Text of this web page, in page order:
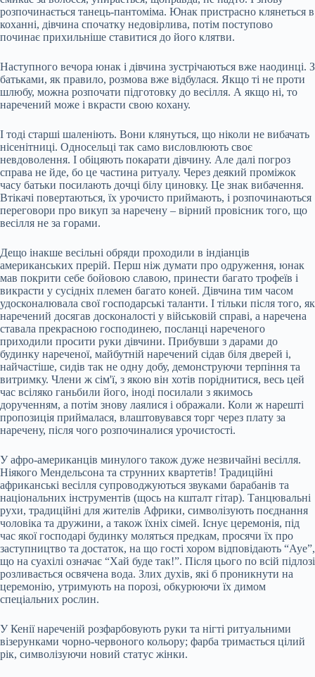
розпочинається танець-пантоміма. Юнак пристрасно клянеться в
коханні, дівчина спочатку недовірлива, потім поступово
починає прихильніше ставитися до його клятви.
Наступного вечора юнак і дівчина зустрічаються вже наодинці. З
батьками, як правило, розмова вже відбулася. Якщо ті не проти
шлюбу, можна розпочати підготовку до весілля. А якщо ні, то
наречений може і вкрасти свою кохану.
І тоді старші шаленіють. Вони клянуться, що ніколи не вибачать
нісенітниці. Односельці так само висловлюють своє
невдоволення. І обіцяють покарати дівчину. Але далі погроз
справа не йде, бо це частина ритуалу. Через деякий проміжок
часу батьки посилають дочці білу циновку. Це знак вибачення.
Втікачі повертаються, їх урочисто приймають, і розпочинаються
переговори про викуп за наречену – вірний провісник того, що
весілля не за горами.
Дещо інакше весільні обряди проходили в індіанців
американських прерій. Перш ніж думати про одруження, юнак
мав покрити себе бойовою славою, принести багато трофеїв і
викрасти у сусідніх племен багато коней. Дівчина тим часом
удосконалювала свої господарські таланти. І тільки після того, як
наречений досягав досконалості у військовій справі, а наречена
ставала прекрасною господинею, посланці нареченого
приходили просити руки дівчини. Прибувши з дарами до
будинку нареченої, майбутній наречений сідав біля дверей і,
найчастіше, сидів так не одну добу, демонструючи терпіння та
витримку. Члени ж сім'ї, з якою він хотів поріднитися, весь цей
час всіляко ганьбили його, іноді посилали з якимось
дорученням, а потім знову лаялися і ображали. Коли ж нарешті
пропозиція приймалася, влаштовувався торг через плату за
наречену, після чого розпочиналися урочистості.
У афро-американців минулого також дуже незвичайні весілля.
Ніякого Мендельсона та струнних квартетів! Традиційні
африканські весілля супроводжуються звуками барабанів та
національних інструментів (щось на кшталт гітар). Танцювальні
рухи, традиційні для жителів Африки, символізують поєднання
чоловіка та дружини, а також їхніх сімей. Існує церемонія, під
час якої господарі будинку моляться предкам, просячи їх про
заступництво та достаток, на що гості хором відповідають “Aye”,
що на суахілі означає “Хай буде так!”. Після цього по всій підлозі
розливається освячена вода. Злих духів, які б проникнути на
церемонію, утримують на порозі, обкурюючи їх димом
спеціальних рослин.
У Кенії нареченій розфарбовують руки та нігті ритуальними
візерунками чорно-червоного кольору; фарба тримається цілий
рік, символізуючи новий статус жінки.